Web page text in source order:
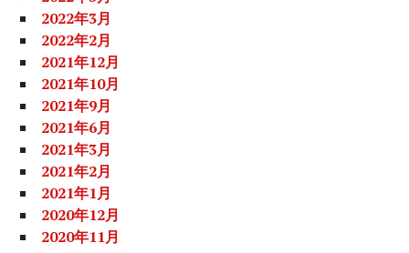
2022年3月
2022年2月
2021年12月
2021年10月
2021年9月
2021年6月
2021年3月
2021年2月
2021年1月
2020年12月
2020年11月